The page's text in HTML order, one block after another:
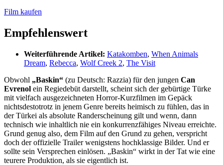
Film kaufen
Empfehlenswert
Weiterführende Artikel: Katakomben, When Animals
Dream, Rebecca, Wolf Creek 2, The Visit
Obwohl „Baskin“ (zu Deutsch: Razzia) für den jungen Can
Evrenol ein Regiedebüt darstellt, scheint sich der gebürtige Türke
mit vielfach ausgezeichneten Horror-Kurzfilmen im Gepäck
nichtsdestotrotz in jenem Genre bereits heimisch zu fühlen, das in
der Türkei als absolute Randerscheinung gilt und wenn, dann
technisch wie inhaltlich nie ein konkurrenzfähiges Niveau erreichte.
Grund genug also, dem Film auf den Grund zu gehen, verspricht
doch der offizielle Trailer wenigstens hochklassige Bilder. Und er
sollte sein Versprechen einlösen. „Baskin“ wirkt in der Tat wie eine
teurere Produktion, als sie eigentlich ist.